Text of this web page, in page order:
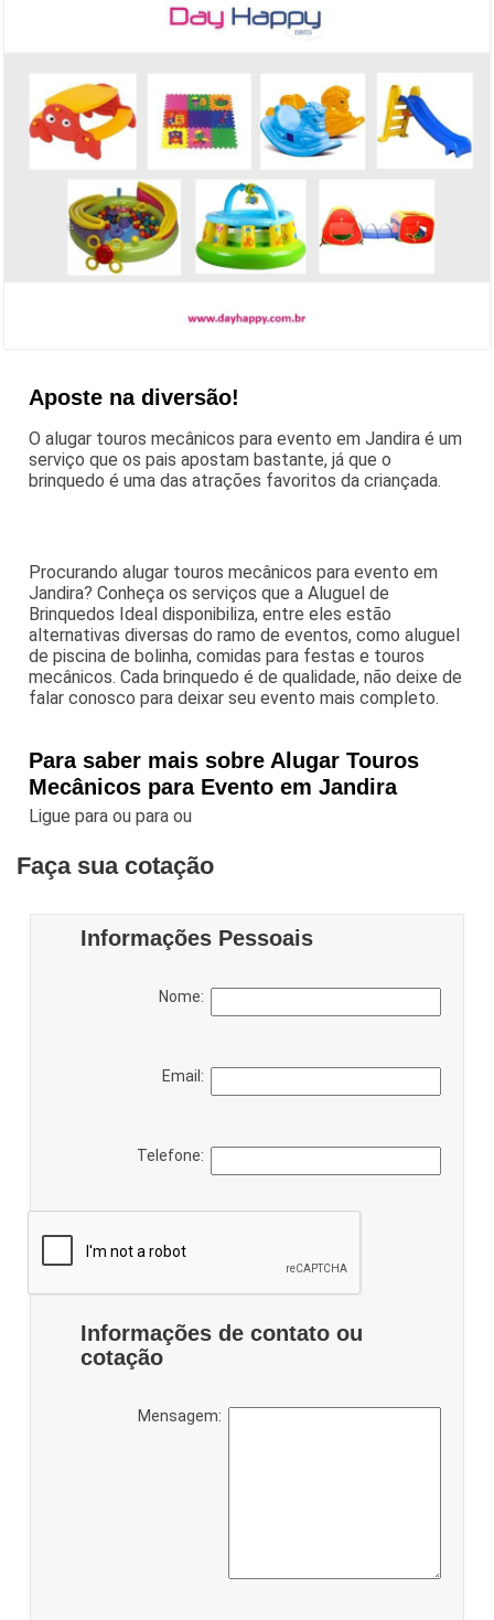
Aposte na diversão!
O alugar touros mecânicos para evento em Jandira é um
serviço que os pais apostam bastante, já que o
brinquedo é uma das atrações favoritos da criançada.
Procurando alugar touros mecânicos para evento em
Jandira? Conheça os serviços que a Aluguel de
Brinquedos Ideal disponibiliza, entre eles estão
alternativas diversas do ramo de eventos, como aluguel
de piscina de bolinha, comidas para festas e touros
mecânicos. Cada brinquedo é de qualidade, não deixe de
falar conosco para deixar seu evento mais completo.
Para saber mais sobre Alugar Touros
Mecânicos para Evento em Jandira
Ligue paraou paraou
Faça sua cotação
Informações Pessoais
Nome:
Email:
Telefone:
Informações de contato ou
cotação
Mensagem: